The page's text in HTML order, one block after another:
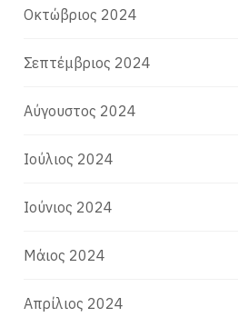
Οκτώβριος 2024
Σεπτέμβριος 2024
Αύγουστος 2024
Ιούλιος 2024
Ιούνιος 2024
Μάιος 2024
Απρίλιος 2024